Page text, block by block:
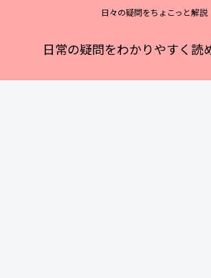
日々の疑問をちょこっと解説
日常の疑問をわかりやすく読